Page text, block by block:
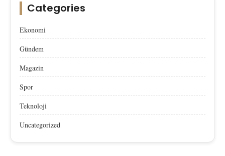
Categories
Ekonomi
Gündem
Magazin
Spor
Teknoloji
Uncategorized